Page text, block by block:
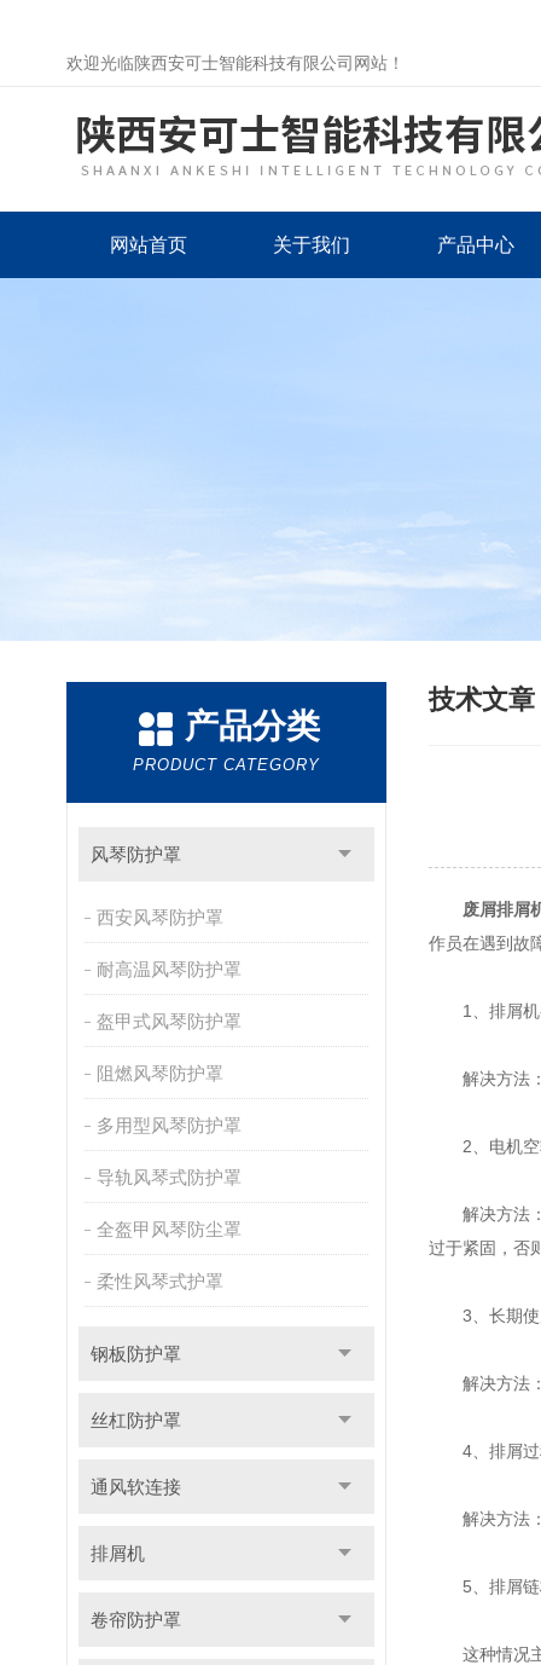
欢迎光临陕西安可士智能科技有限公司网站！
网站首页 关于我们 产品中心
产品分类
PRODUCT CATEGORY
风琴防护罩
西安风琴防护罩
耐高温风琴防护罩
盔甲式风琴防护罩
阻燃风琴防护罩
多用型风琴防护罩
导轨风琴式防护罩
全盔甲风琴防尘罩
柔性风琴式护罩
钢板防护罩
丝杠防护罩
通风软连接
排屑机
卷帘防护罩
技术文章
废屑排屑
作员在遇到故
1、排屑机
解决方法：
2、电机空
解决方法：
过于紧固，否
3、长期使
解决方法：
4、排屑过
解决方法：
5、排屑链
这种情况主